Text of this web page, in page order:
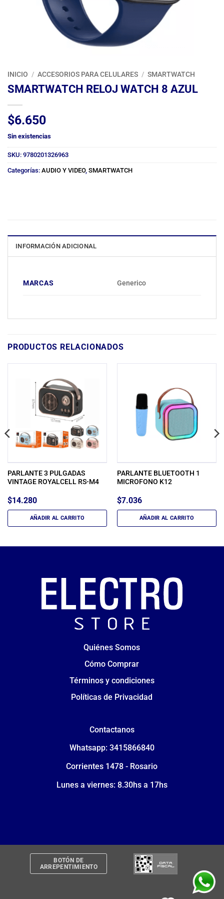
INICIO / ACCESORIOS PARA CELULARES / SMARTWATCH
SMARTWATCH RELOJ WATCH 8 AZUL
$6.650
Sin existencias
SKU: 9780201326963
Categorías: AUDIO Y VIDEO, SMARTWATCH
INFORMACIÓN ADICIONAL
MARCAS Generico
PRODUCTOS RELACIONADOS
PARLANTE 3 PULGADAS
VINTAGE ROYALCELL RS-M4
$14.280
AÑADIR AL CARRITO
PARLANTE BLUETOOTH 1
MICROFONO K12
$7.036
AÑADIR AL CARRITO
Quiénes Somos
Cómo Comprar
Términos y condiciones
Políticas de Privacidad
Contactanos
Whatsapp: 3415866840
Corrientes 1478 - Rosario
Lunes a viernes: 8.30hs a 17hs
BOTÓN DE
ARREPENTIMIENTO